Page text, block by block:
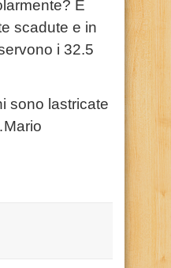
E
scadute e in
i 32.5
sono lastricate